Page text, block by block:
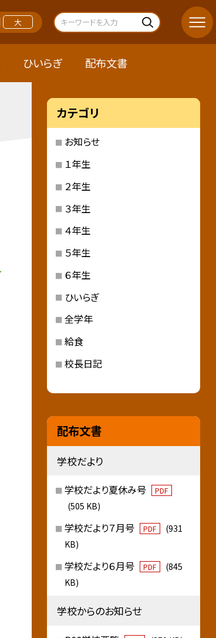
大
ひいらぎ 配布文書
カテゴリ
お知らせ
１年生
２年生
３年生
４年生
５年生
６年生
ひいらぎ
全学年
給食
校長日記
配布文書
学校だより
学校だより夏休み号 PDF
(505 KB)
学校だより７月号 PDF
(931
KB)
学校だより６月号 PDF
(845
KB)
学校からのお知らせ